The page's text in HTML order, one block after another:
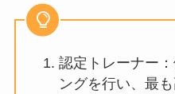
認定トレーナー
ングを行い、最